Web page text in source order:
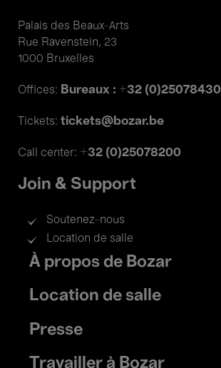
Palais des Beaux-Arts
Rue Ravenstein, 23
1000 Bruxelles
Offices: Bureaux : +32 (0)25078430
Tickets: tickets@bozar.be
Call center: +32 (0)25078200
Join & Support
Soutenez-nous
Location de salle
Footer
menu
À propos de Bozar
Location de salle
Presse
Travailler à Bozar